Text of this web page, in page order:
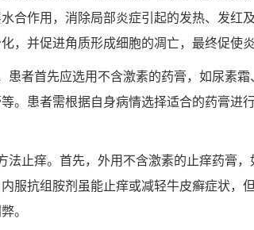
合作用，消除局部炎症引起的发热、发红
，并促进角质形成细胞的凋亡，最终促使
患者首先应选用不含激素的药膏，如尿素
。患者需根据自身病情选择适合的药膏进
法止痒。首先，外用不含激素的止痒药膏
服抗组胺剂虽能止痒或减轻牛皮癣症状，
。